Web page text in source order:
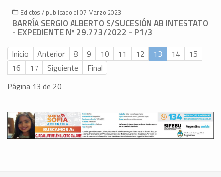
Edictos / publicado el 07 Marzo 2023
BARRÍA SERGIO ALBERTO S/SUCESIÓN AB INTESTATO
- EXPEDIENTE Nº 29.773/2022 - P1/3
Inicio Anterior 8 9 10 11 12 13 14
15
16
17 Siguiente
Final
Página 13 de 20